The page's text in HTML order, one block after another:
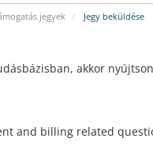
jegyek Jegy beküldése
akkor
and billing related